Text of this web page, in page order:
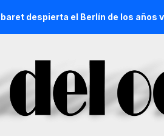
despierta el Berlín de los años